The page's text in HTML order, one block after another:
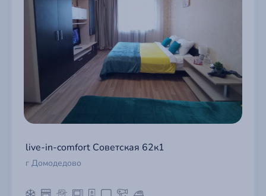
live-in-comfort Советская 62к1
г Домодедово